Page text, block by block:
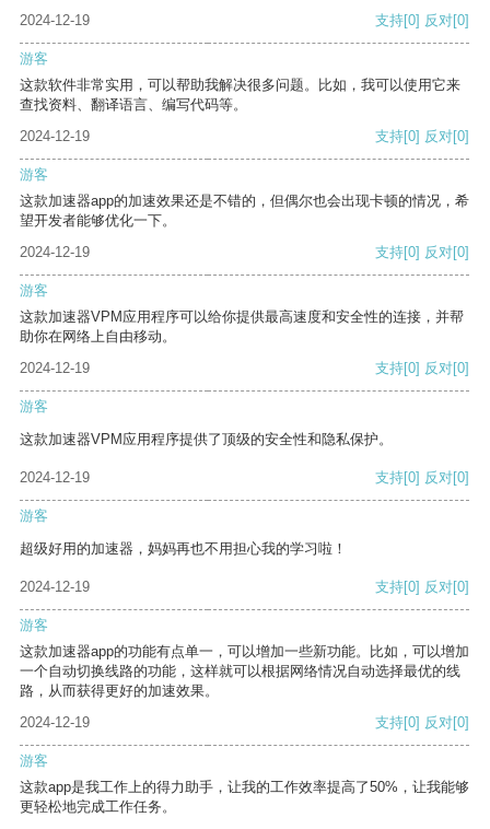
2024-12-19 支持[0] 反对[0]
游客
这款软件非常实用，可以帮助我解决很多问题。比如，我可以使用它来
查找资料、翻译语言、编写代码等。
2024-12-19
支持[0] 反对[0]
游客
这款加速器app的加速效果还是不错的，但偶尔也会出现卡顿的情况，希
望开发者能够优化一下。
2024-12-19
支持[0] 反对[0]
游客
这款加速器VPM应用程序可以给你提供最高速度和安全性的连接，并帮
助你在网络上自由移动。
2024-12-19
支持[0] 反对[0]
游客
这款加速器VPM应用程序提供了顶级的安全性和隐私保护。
2024-12-19 支持[0] 反对[0]
游客
超级好用的加速器，妈妈再也不用担心我的学习啦！
2024-12-19 支持[0] 反对[0]
游客
这款加速器app的功能有点单一，可以增加一些新功能。比如，可以增加
一个自动切换线路的功能，这样就可以根据网络情况自动选择最优的线
路，从而获得更好的加速效果。
2024-12-19
支持[0] 反对[0]
游客
这款app是我工作上的得力助手，让我的工作效率提高了50%，让我能够
更轻松地完成工作任务。